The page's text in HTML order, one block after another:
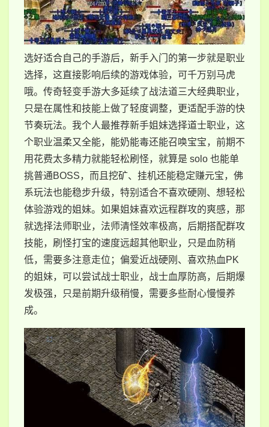
选好适合自己的手游后，新手入门的第一步就是职业
选择，这直接影响后续的游戏体验，可千万别马虎
哦。传奇轻变手游大多延续了战法道三大经典职业，
只是在属性和技能上做了轻度调整，更适配手游的快
节奏玩法。我个人最推荐新手姐妹选择道士职业，这
个职业温柔又全能，能奶能毒还能召唤宝宝，前期不
用花费太多精力就能轻松刷怪，就算是 solo 也能单
挑普通BOSS，而且挖矿、挂机还能稳定赚元宝，佛
系玩法也能稳步升级，特别适合不喜欢硬刚、想轻松
体验游戏的姐妹。如果姐妹喜欢远程群攻的爽感，那
就选择法师职业，法师清怪效率极高，后期搭配群攻
技能，刷怪打宝的速度远超其他职业，只是血防稍
低，需要多注意走位；偏爱近战硬刚、喜欢热血PK
的姐妹，可以尝试战士职业，战士血厚防高，后期爆
发极强，只是前期升级稍慢，需要多些耐心慢慢养
成。